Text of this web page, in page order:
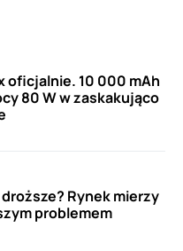
oficjalnie. 10 000 mAh
80 W w zaskakująco
Rynek mierzy
problemem